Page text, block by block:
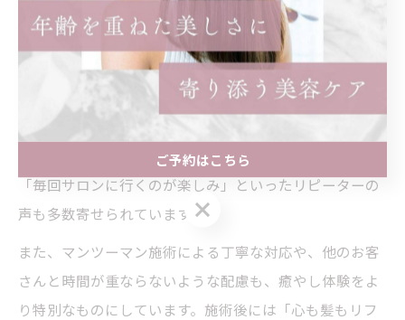
の忙しさから離れて心身ともにリラックスできる環境を
提供しています。
特に人気が高いのは、アロマの香りや心地よいBGMが流
れる中で受けるヘッドスパやマッサージメニューです。
これらはストレス解消や頭皮環境の改善にも効果的で、
「毎回サロンに行くのが楽しみ」といったリピーターの
声も多数寄せられています。
また、マンツーマン施術による丁寧な対応や、他のお客
さんと時間が重ならないような配慮も、癒やし体験をよ
り特別なものにしています。施術後には「心も髪もリフ
ご予約はこちら
ご予約はこちら